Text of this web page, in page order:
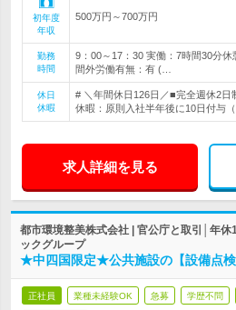
初年度
年収
500万円～700万円
勤務
時間
9：00～17：30 実働：7時間30分
間外労働有無：有 (…
休日
休暇
# ＼年間休日126日／■完全週休2
休暇：原則入社半年後に10日付与
求人詳細を見る
都市環境整美株式会社 | 官公庁と取引│年
ックグループ
★中四国限定★公共施設の【設備点
正社員 業種未経験OK 急募 学歴不問